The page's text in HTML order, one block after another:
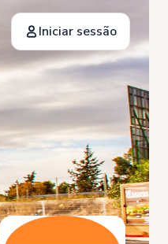
Iniciar sessão